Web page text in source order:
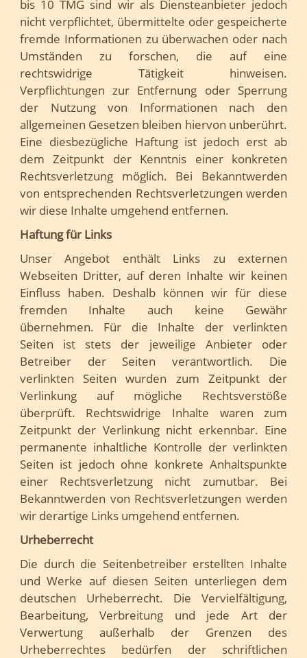
bis 10 TMG sind wir als Diensteanbieter jedoch
nicht verpflichtet, übermittelte oder gespeicherte
fremde Informationen zu überwachen oder nach
Umständen zu forschen, die auf eine
rechtswidrige Tätigkeit hinweisen.
Verpflichtungen zur Entfernung oder Sperrung
der Nutzung von Informationen nach den
allgemeinen Gesetzen bleiben hiervon unberührt.
Eine diesbezügliche Haftung ist jedoch erst ab
dem Zeitpunkt der Kenntnis einer konkreten
Rechtsverletzung möglich. Bei Bekanntwerden
von entsprechenden Rechtsverletzungen werden
wir diese Inhalte umgehend entfernen.
Haftung für Links
Unser Angebot enthält Links zu externen
Webseiten Dritter, auf deren Inhalte wir keinen
Einfluss haben. Deshalb können wir für diese
fremden Inhalte auch keine Gewähr
übernehmen. Für die Inhalte der verlinkten
Seiten ist stets der jeweilige Anbieter oder
Betreiber der Seiten verantwortlich. Die
verlinkten Seiten wurden zum Zeitpunkt der
Verlinkung auf mögliche Rechtsverstöße
überprüft. Rechtswidrige Inhalte waren zum
Zeitpunkt der Verlinkung nicht erkennbar. Eine
permanente inhaltliche Kontrolle der verlinkten
Seiten ist jedoch ohne konkrete Anhaltspunkte
einer Rechtsverletzung nicht zumutbar. Bei
Bekanntwerden von Rechtsverletzungen werden
wir derartige Links umgehend entfernen.
Urheberrecht
Die durch die Seitenbetreiber erstellten Inhalte
und Werke auf diesen Seiten unterliegen dem
deutschen Urheberrecht. Die Vervielfältigung,
Bearbeitung, Verbreitung und jede Art der
Verwertung außerhalb der Grenzen des
Urheberrechtes bedürfen der schriftlichen